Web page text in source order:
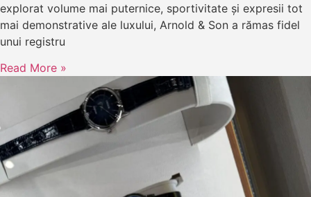
explorat volume mai puternice, sportivitate și expresii tot
mai demonstrative ale luxului, Arnold & Son a rămas fidel
unui registru
Read More »